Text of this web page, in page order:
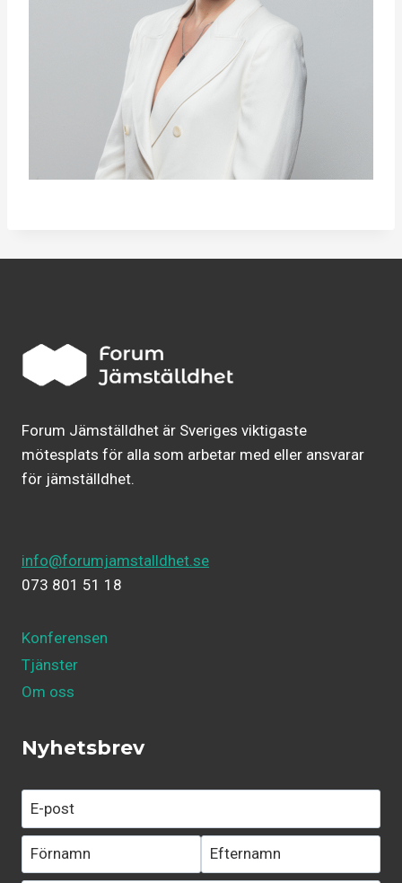
Forum Jämställdhet är Sveriges viktigaste
mötesplats för alla som arbetar med eller ansvarar
för jämställdhet.
info@forumjamstalldhet.se
073 801 51 18
Konferensen
Tjänster
Om oss
Nyhetsbrev